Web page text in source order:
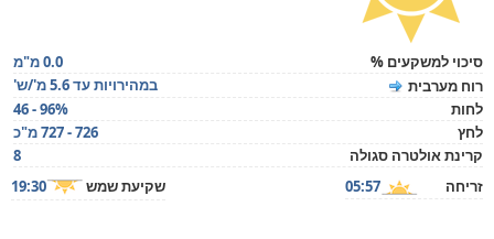
סיכוי למשקעים %
0.0 מ"מ
רוח מערבית
במהירויות עד 5.6 מ'/ש'
לחות
46 - 96%
לחץ
726 - 727 מ"כ
קרינת אולטרה סגולה
8
זריחה
05:57 שקיעת שמש 19:30